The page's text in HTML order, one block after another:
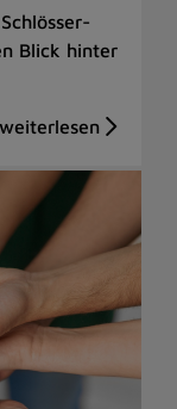
Blick hinter